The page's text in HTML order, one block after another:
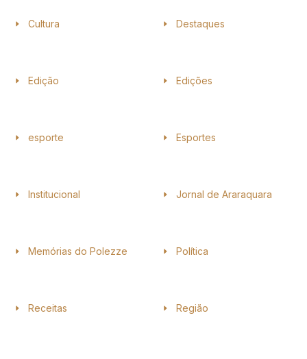
Cultura Destaques
Edição Edições
esporte Esportes
Institucional Jornal de Araraquara
Memórias do Polezze Política
Receitas Região